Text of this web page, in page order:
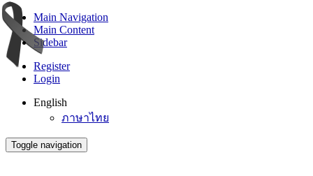
Main Navigation
Main Content
Sidebar
Register
Login
English
ภาษาไทย
Toggle navigation